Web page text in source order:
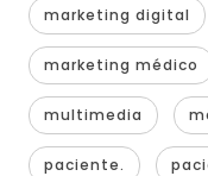
marketing digital
marketing médico
multimedia
paciente.